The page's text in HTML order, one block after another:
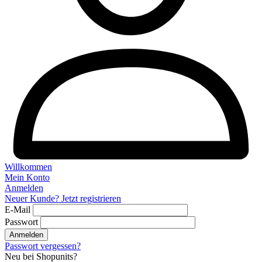
Willkommen
Mein Konto
Anmelden
Neuer Kunde? Jetzt registrieren
E-Mail
Passwort
Anmelden
Passwort vergessen?
Neu bei Shopunits?